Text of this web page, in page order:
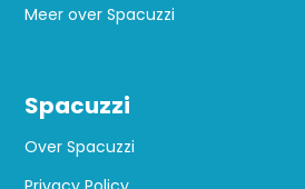
Meer over Spacuzzi
Spacuzzi
Over Spacuzzi